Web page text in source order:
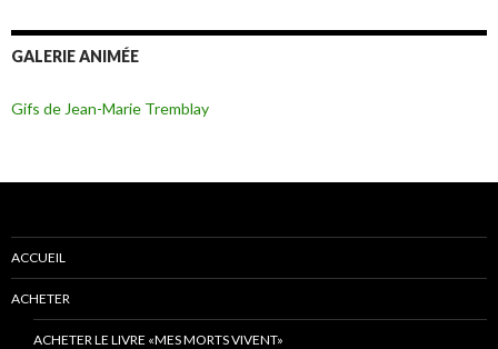
GALERIE ANIMÉE
Gifs de Jean-Marie Tremblay
ACCUEIL
ACHETER
ACHETER LE LIVRE «MES MORTS VIVENT»